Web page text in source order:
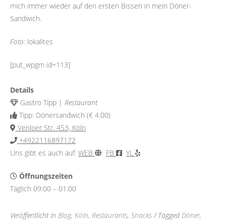
mich immer wieder auf den ersten Bissen in mein Döner-
Sandwich.
Foto: lokalites
[put_wpgm id=113]
Details
Gastro Tipp | Restaurant
Tipp: Dönersandwich (€ 4.00)
Venloer Str. 453, Köln
+4922116897172
Uns gibt es auch auf: WEB FB YL
Öffnungszeiten
Täglich 09:00 – 01:00
Veröffentlicht in Blog, Köln, Restaurants, Snacks / Tagged Döner,